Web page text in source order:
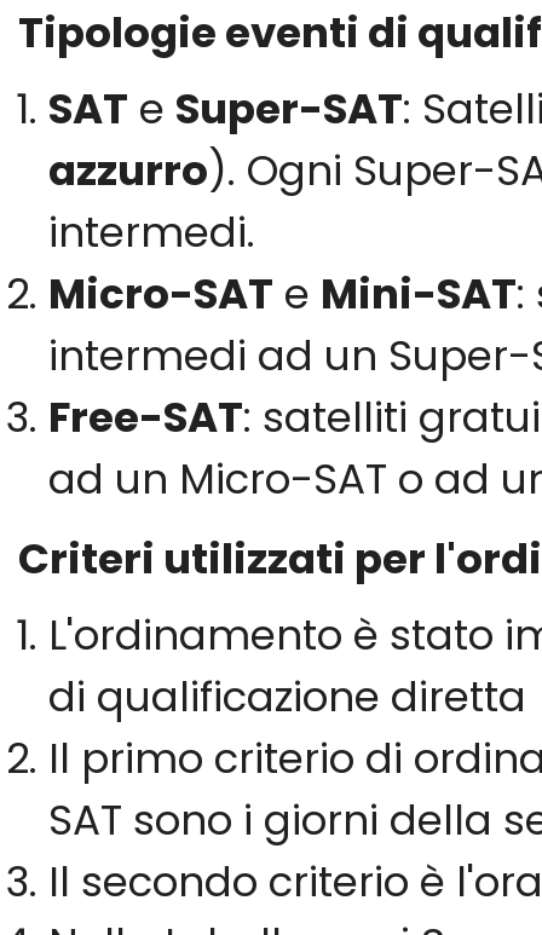
Tipologie eventi di
SAT e Super-SAT:
azzurro). Ogni Super-
intermedi.
Micro-SAT e Mini-SAT:
intermedi ad un Super-
Free-SAT: satelliti
ad un Micro-SAT o ad
Criteri utilizzati per
L'ordinamento è stato
di qualificazione
Il primo criterio di
SAT sono i giorni della
Il secondo criterio è